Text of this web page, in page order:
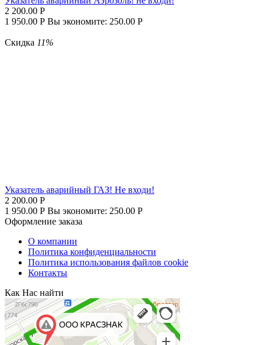
2 200.00 Р
1 950.00 Р Вы экономите: 250.00 Р
Скидка 11%
Указатель аварийный ГАЗ! Не входи!
2 200.00 Р
1 950.00 Р Вы экономите: 250.00 Р
Оформление заказа
О компании
Политика конфиденциальности
Политика использования файлов cookie
Контакты
Как Нас найти